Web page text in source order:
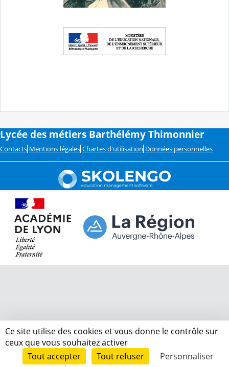
Lycée des métiers Barthélémy Thimonnier
Contacts Mentions légales Chartes d'utilisation Données personnelles
Ce site utilise des cookies et vous donne le contrôle sur
ceux que vous souhaitez activer
Tout accepter
Tout refuser Personnaliser